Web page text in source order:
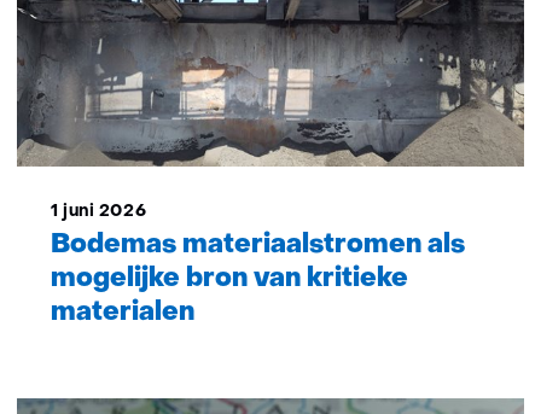
1 juni 2026
Bodemas materiaalstromen als
mogelijke bron van kritieke
materialen